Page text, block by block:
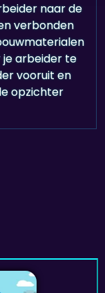
naar de
verbonden
arbeider te
vooruit en
opzichter